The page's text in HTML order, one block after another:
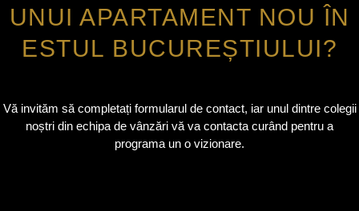
UNUI APARTAMENT NOU ÎN
ESTUL BUCUREȘTIULUI?
Vă invităm să completați formularul de contact, iar unul dintre colegii
noștri din echipa de vânzări vă va contacta curând pentru a
programa un o vizionare.